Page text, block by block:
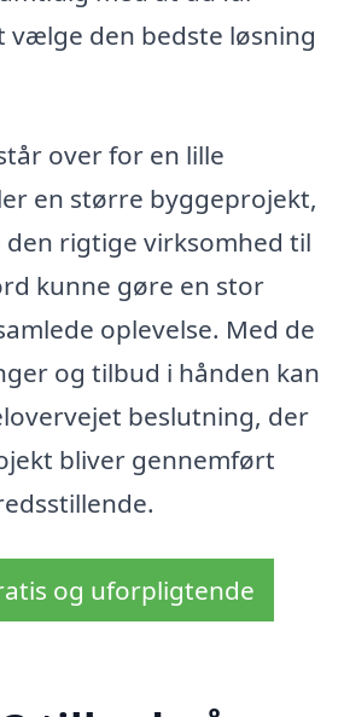
vælge den bedste løsning
over for en lille
en større byggeprojekt,
rigtige virksomhed til
kunne gøre en stor
oplevelse. Med de
og tilbud i hånden kan
beslutning, der
bliver gennemført
og uforpligtende